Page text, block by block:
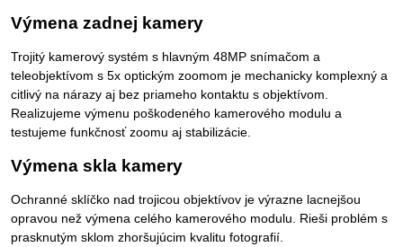
Výmena zadnej kamery
Trojitý kamerový systém s hlavným 48MP snímačom a
teleobjektívom s 5x optickým zoomom je mechanicky komplexný a
citlivý na nárazy aj bez priameho kontaktu s objektívom.
Realizujeme výmenu poškodeného kamerového modulu a
testujeme funkčnosť zoomu aj stabilizácie.
Výmena skla kamery
Ochranné sklíčko nad trojicou objektívov je výrazne lacnejšou
opravou než výmena celého kamerového modulu. Rieši problém s
prasknutým sklom zhoršujúcim kvalitu fotografií.